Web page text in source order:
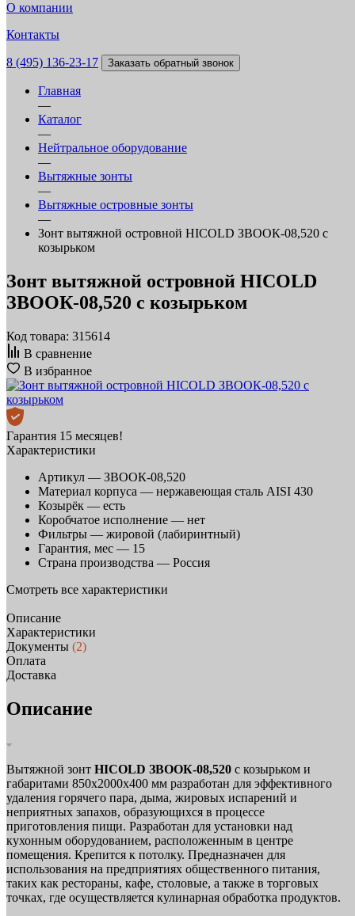
О компании
Контакты
8 (495) 136-23-17 Заказать обратный звонок
Главная
—
Каталог
—
Нейтральное оборудование
—
Вытяжные зонты
—
Вытяжные островные зонты
—
Зонт вытяжной островной HICOLD ЗВООК-08,520 с
козырьком
Зонт вытяжной островной HICOLD
ЗВООК-08,520 с козырьком
Код товара: 315614
В сравнение
В избранное
Гарантия 15 месяцев!
Характеристики
Артикул — ЗВООК-08,520
Материал корпуса — нержавеющая сталь AISI 430
Козырёк — есть
Коробчатое исполнение — нет
Фильтры — жировой (лабиринтный)
Гарантия, мес — 15
Страна производства — Россия
Смотреть все характеристики
Описание
Характеристики
Документы (2)
Оплата
Доставка
Описание
Вытяжной зонт HICOLD ЗВООК-08,520 с козырьком и
габаритами 850x2000x400 мм разработан для эффективного
удаления горячего пара, дыма, жировых испарений и
неприятных запахов, образующихся в процессе
приготовления пищи. Разработан для установки над
кухонным оборудованием, расположенным в центре
помещения. Крепится к потолку. Предназначен для
использования на предприятиях общественного питания,
таких как рестораны, кафе, столовые, а также в торговых
точках, где осуществляется кулинарная обработка продуктов.